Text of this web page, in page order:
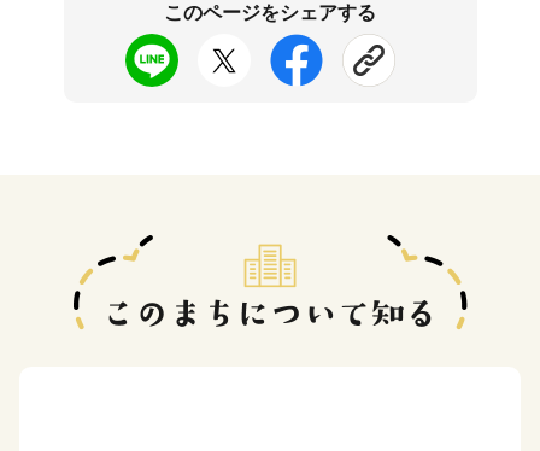
このページをシェアする